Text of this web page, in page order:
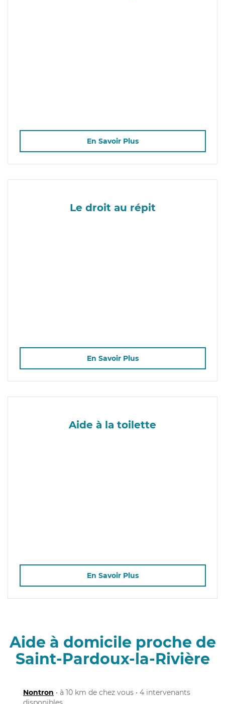
En Savoir Plus
Le droit au répit
En Savoir Plus
Aide à la toilette
En Savoir Plus
Aide à domicile proche de
Saint-Pardoux-la-Rivière
Nontron • à 10 km de chez vous • 4 intervenants